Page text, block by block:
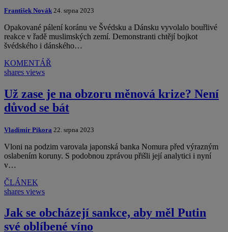
František Novák 24. srpna 2023
Opakované pálení koránu ve Švédsku a Dánsku vyvolalo bouřlivé
reakce v řadě muslimských zemí. Demonstranti chtějí bojkot
švédského i dánského…
KOMENTÁŘ
shares views
Už zase je na obzoru měnová krize? Není
důvod se bát
Vladimír Pikora 22. srpna 2023
Vloni na podzim varovala japonská banka Nomura před výrazným
oslabením koruny. S podobnou zprávou přišli její analytici i nyní
v…
ČLÁNEK
shares views
Jak se obcházejí sankce, aby měl Putin
své oblíbené víno